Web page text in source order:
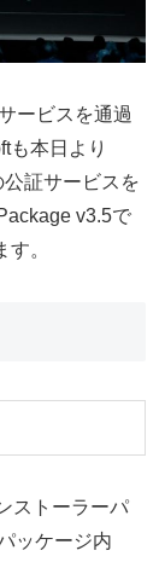
ービスを通過
も本日より
証サービスを
v3.5で
。
ストーラーパ
ッケージ内